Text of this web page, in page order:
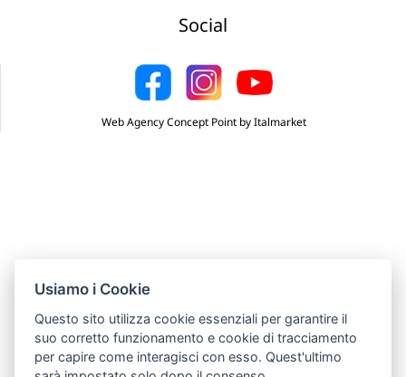
Social
Web Agency Concept Point by Italmarket
Usiamo i Cookie
Questo sito utilizza cookie essenziali per garantire il
suo corretto funzionamento e cookie di tracciamento
per capire come interagisci con esso. Quest'ultimo